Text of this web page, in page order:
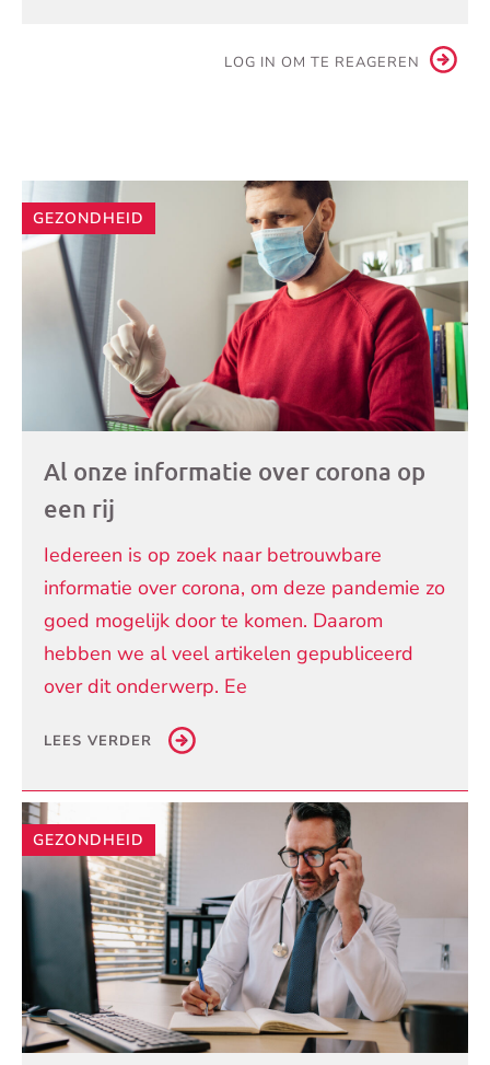
LOG IN OM TE REAGEREN
Andere
artikelen
GEZONDHEID
Al onze informatie over corona op
een rij
Iedereen is op zoek naar betrouwbare
informatie over corona, om deze pandemie zo
goed mogelijk door te komen. Daarom
hebben we al veel artikelen gepubliceerd
over dit onderwerp. Ee
LEES VERDER
GEZONDHEID